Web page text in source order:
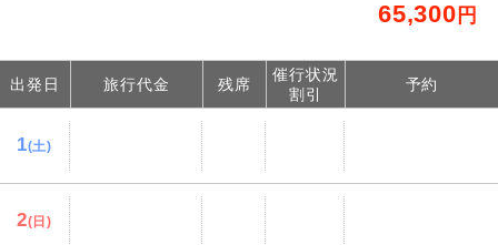
65,300 円
出発日 旅行代金 残席
催行状況
割引
予約
1(土)
2(日)